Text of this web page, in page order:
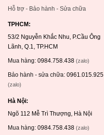
Hỗ trợ - Bảo hành - Sửa chữa
TPHCM:
53/2 Nguyễn Khắc Nhu, P.Cầu Ông
Lãnh, Q.1, TP.HCM
Mua hàng: 0984.758.438 (zalo)
Bảo hành - sửa chữa: 0961.015.925
(zalo)
Hà Nội:
Ngõ 112 Mễ Trì Thượng, Hà Nội
Mua hàng: 0984.758.438 (zalo)